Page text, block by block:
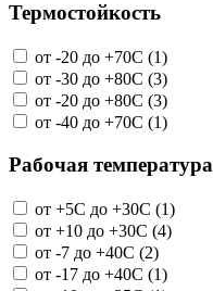
Термостойкость
от -20 до +70C (1)
от -30 до +80C (3)
от -20 до +80C (3)
от -40 до +70C (1)
Рабочая температура
от +5С до +30С (1)
от +10 до +30C (4)
от -7 до +40C (2)
от -17 до +40C (1)